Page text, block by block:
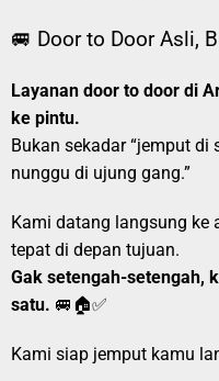
🚐 Door to Door Asli,
Layanan door to door di
ke pintu.
Bukan sekadar “jemput di
nunggu di ujung gang.”
Kami datang langsung ke
tepat di depan tujuan.
Gak setengah-setengah,
satu. 🚐🏠✅
Kami siap jemput kamu